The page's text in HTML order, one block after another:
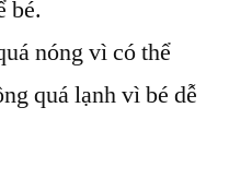
bé.
nóng vì có thể
quá lạnh vì bé dễ